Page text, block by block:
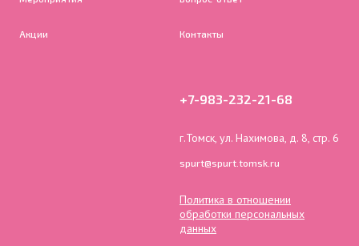
Акции Контакты
+7-983-232-21-68
г.Томск, ул. Нахимова, д. 8, стр. 6
spurt@spurt.tomsk.ru
Политика в отношении
обработки персональных
данных